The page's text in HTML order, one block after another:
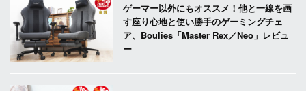
ゲーマー以外にもオススメ！他と一線を画
す座り心地と使い勝手のゲーミングチェ
ア、Boulies「Master Rex／Neo」レビュ
ー